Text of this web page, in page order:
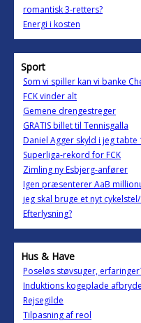
romantisk 3-retters?
Energi i kosten
Sport
Som vi spiller kan vi banke
FCK vinder alt
Gemene drengestreger
GRATIS billet til Tennisgalla
Daniel Agger skyld i jeg tabte
Superliga-rekord for FCK
Zimling ny Esbjerg-anfører
Igen præsenterer AaB
jeg skal bruge et nyt
Efterlysning?
Hus & Have
Poseløs støvsuger,
Induktions kogeplade
Rejsegilde
Tilpasning af reol